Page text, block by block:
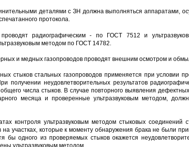
деталями с ЗН должна выполняться аппаратами,
протокола.
проводят радиографическим - по ГОСТ 7512 и
методом по ГОСТ 14782.
и медных газопроводов проводят внешним осмотром и
стыков стальных газопроводов применяется при условии
получении неудовлетворительных результатов
числа стыков. В случае повторного выявления
месяца и проверенные ультразвуковым методом,
контроля ультразвуковым методом стыковых соединений
на участках, которые к моменту обнаружения брака не были
бы одного из проверяемых стыков окажется